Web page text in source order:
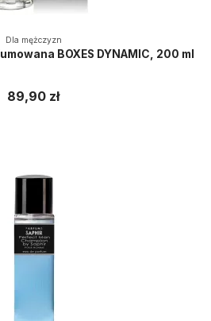
Dla mężczyzn
BOXES DYNAMIC, 200 ml
89,90 zł